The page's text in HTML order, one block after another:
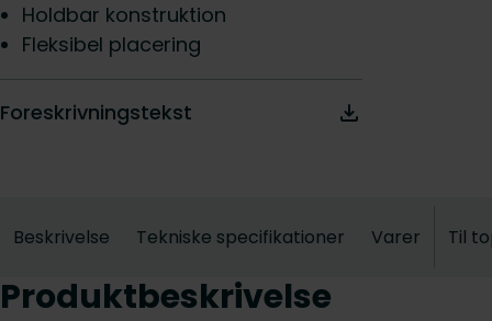
Holdbar konstruktion
Fleksibel placering
Foreskrivningstekst
Beskrivelse Tekniske specifikationer Varer Til
Produktbeskrivelse